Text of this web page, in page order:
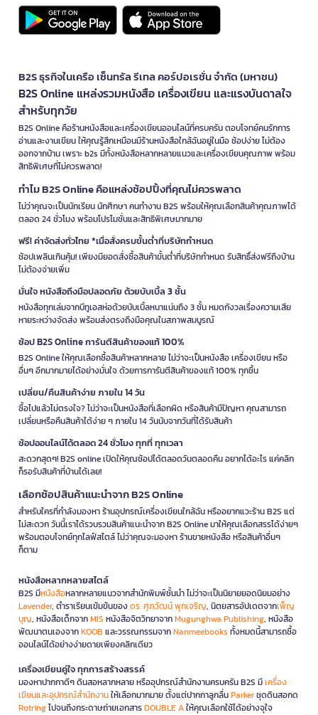
B2S ธุรกิจในเครือ เซ็นทรัล รีเทล คอร์ปอเรชั่น จำกัด (มหาชน)
B2S Online แหล่งรวมหนังสือ เครื่องเขียน และแรงบันดาลใจ
สำหรับทุกวัย
B2S Online คือร้านหนังสือและเครื่องเขียนออนไลน์ที่ครบครัน ตอบโจทย์คนรักการ
อ่านและงานเขียน ให้คุณรู้สึกเหมือนมีร้านหนังสือใกล้ฉันอยู่ในมือ ช้อปง่าย ไม่ต้อง
ออกจากบ้าน เพราะ b2s มีทั้งหนังสือหลากหลายแนวและเครื่องเขียนคุณภาพ พร้อม
สิทธิพิเศษที่ไม่ควรพลาด!
ทำไม B2S Online คือแหล่งช้อปปิ้งที่คุณไม่ควรพลาด
ไม่ว่าคุณจะเป็นนักเรียน นักศึกษา คนทำงาน B2S พร้อมให้คุณเลือกสินค้าคุณภาพได้
ตลอด 24 ชั่วโมง พร้อมโปรโมชั่นและสิทธิพิเศษมากมาย
ฟรี! ค่าจัดส่งทั่วไทย *เมื่อสั่งครบขั้นต่ำที่บริษัทกำหนด
ช้อปเพลินเกินคุ้ม! เพียงมียอดสั่งซื้อสินค้าขั้นต่ำที่บริษัทกำหนด รับสิทธิ์ส่งฟรีถึงบ้าน
ไม่ต้องจ่ายเพิ่ม
มั่นใจ หนังสือถึงมือปลอดภัย ด้วยบับเบิ้ล 3 ชั้น
หนังสือทุกเล่มจากบีทูเอสห่อด้วยบับเบิ้ลหนาแน่นถึง 3 ชั้น หมดกังวลเรื่องความเสีย
หายระหว่างจัดส่ง พร้อมส่งตรงถึงมือคุณในสภาพสมบูรณ์
ช้อป B2S Online การันตีสินค้าของแท้ 100%
B2S Online ให้คุณเลือกซื้อสินค้าหลากหลาย ไม่ว่าจะเป็นหนังสือ เครื่องเขียน หรือ
อื่นๆ อีกมากมายได้อย่างมั่นใจ ด้วยการการันตีสินค้าของแท้ 100% ทุกชิ้น
เปลี่ยน/คืนสินค้าง่าย ภายใน 14 วัน
ซื้อไปแล้วไม่ตรงใจ? ไม่ว่าจะเป็นหนังสือที่เลือกผิด หรือสินค้ามีปัญหา คุณสามารถ
เปลี่ยนหรือคืนสินค้าได้ง่าย ๆ ภายใน 14 วันนับจากวันที่ได้รับสินค้า
ช้อปออนไลน์ได้ตลอด 24 ชั่วโมง ทุกที่ ทุกเวลา
สะดวกสุดๆ! B2S online เปิดให้คุณช้อปได้ตลอดวันตลอดคืน อยากได้อะไร แค่คลิก
ก็รอรับสินค้าที่บ้านได้เลย!
เลือกช้อปสินค้าแนะนำจาก B2S Online
สำหรับใครที่กำลังมองหา ร้านอุปกรณ์เครื่องเขียนใกล้ฉัน หรืออยากแวะร้าน B2S แต่
ไม่สะดวก วันนี้เราได้รวบรวมสินค้าแนะนำจาก B2S Online มาให้คุณเลือกสรรได้ง่ายๆ
พร้อมตอบโจทย์ทุกไลฟ์สไตล์ ไม่ว่าคุณจะมองหา ร้านขายหนังสือ หรือสินค้าอื่นๆ
ก็ตาม
หนังสือหลากหลายสไตล์
B2S มีหนังสือหลากหลายแนวจากสำนักพิมพ์ชั้นนำ ไม่ว่าจะเป็นนิยายยอดนิยมอย่าง
Lavender, ตำราเรียนเข้มข้นของดร. ศุภวัฒน์ พุกเจริญ, นิตยสารอัปเดตจากเพ็ญ
บุญ, หนังสือเด็กจากMIS หนังสือจิตวิทยาจากMugunghwa Publishing, หนังสือ
พัฒนาตนเองจากKOOB และวรรณกรรมจากNanmeebooks ทั้งหมดนี้สามารถซื้อ
ออนไลน์ได้อย่างง่ายดายเพียงคลิกเดียว
เครื่องเขียนคู่ใจ ทุกการสร้างสรรค์
มองหาปากกาดีๆ ดินสอหลากหลาย หรืออุปกรณ์สำนักงานครบครัน B2S มีเครื่อง
เขียนและอุปกรณ์สำนักงานให้เลือกมากมาย ตั้งแต่ปากกาลูกลื่นParkerชุดดินสอกด
Rotringไปจนถึงกระดาษถ่ายเอกสารDOUBLE Aให้คุณเลือกใช้ได้อย่างจุใจ